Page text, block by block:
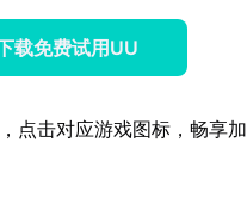
载免费试用UU
点击对应游戏图标，畅享加